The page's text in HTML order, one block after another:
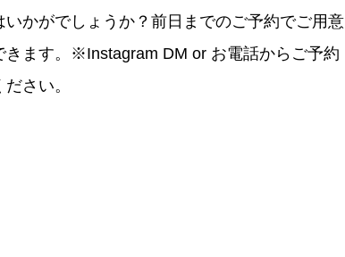
いかがでしょうか？前日までのご予約でご用意
きます。※Instagram DM or お電話からご予約
ださい。